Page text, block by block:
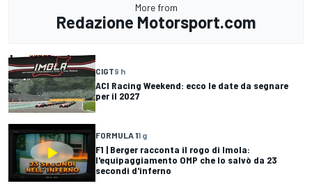
More from
Redazione Motorsport.com
CIGT9 h
ACI Racing Weekend: ecco le date da segnare
per il 2027
FORMULA 11 g
F1 | Berger racconta il rogo di Imola:
l'equipaggiamento OMP che lo salvò da 23
secondi d'inferno